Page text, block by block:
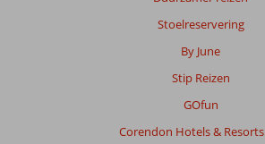
Stoelreservering
By June
Stip Reizen
GOfun
Corendon Hotels & Resorts